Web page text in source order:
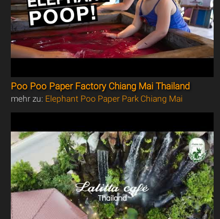
Poo Poo Paper Factory Chiang Mai Thailand
mehr zu: Elephant Poo Paper Park Chiang Mai